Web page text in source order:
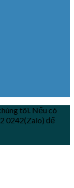
tôi. Nếu có
0242(Zalo) để